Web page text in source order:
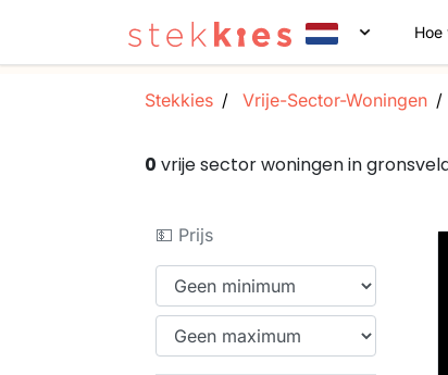
Hoe
Stekkies Vrije-Sector-Woningen
0 vrije sector woningen in
💵 Prijs